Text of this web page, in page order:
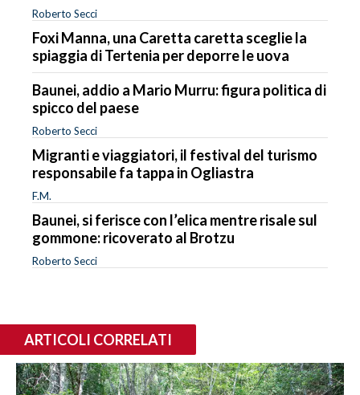
Roberto Secci
Foxi Manna, una Caretta caretta sceglie la
spiaggia di Tertenia per deporre le uova
Baunei, addio a Mario Murru: figura politica di
spicco del paese
Roberto Secci
Migranti e viaggiatori, il festival del turismo
responsabile fa tappa in Ogliastra
F.M.
Baunei, si ferisce con l’elica mentre risale sul
gommone: ricoverato al Brotzu
Roberto Secci
ARTICOLI CORRELATI